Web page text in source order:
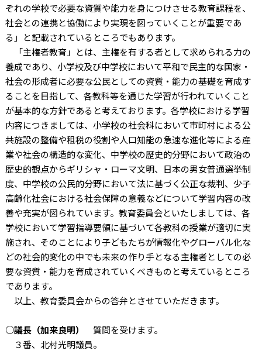
ぞれの学校で必要な資質や能力を身につけさせる教育課程を、
社会との連携と協働により実現を図っていくことが重要であ
る」と記載されているところでもあります。
「主権者教育」とは、主権を有する者として求められる力の
養成であり、小学校及び中学校において平和で民主的な国家・
社会の形成者に必要な公民としての資質・能力の基礎を育成す
ることを目指して、各教科等を通じた学習が行われていくこと
が基本的な方針であると考えております。各学校における学習
内容につきましては、小学校の社会科において市町村による公
共施設の整備や租税の役割や人口知能の急速な進化等による産
業や社会の構造的な変化、中学校の歴史的分野において政治の
歴史的観点からギリシャ・ローマ文明、日本の男女普通選挙制
度、中学校の公民的分野において法に基づく公正な裁判、少子
高齢化社会における社会保障の意義などについて学習内容の改
善や充実が図られています。教育委員会といたしましては、各
学校において学習指導要領に基づいて各教科の授業が適切に実
施され、そのことにより子どもたちが情報化やグローバル化な
どの社会的変化の中でも未来の作り手となる主権者としての必
要な資質・能力を育成されていくべきものと考えているところ
であります。
以上、教育委員会からの答弁とさせていただきます。
○議長（加来良明）
質問を受けます。
３番、北村光明議員。